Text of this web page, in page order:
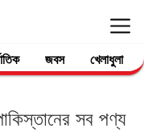
জবস খেলাধুলা
সব পণ্য